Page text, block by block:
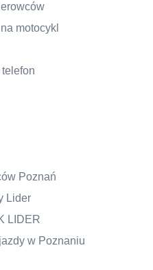
motocykl
Poznań
Lider
LIDER
w Poznaniu